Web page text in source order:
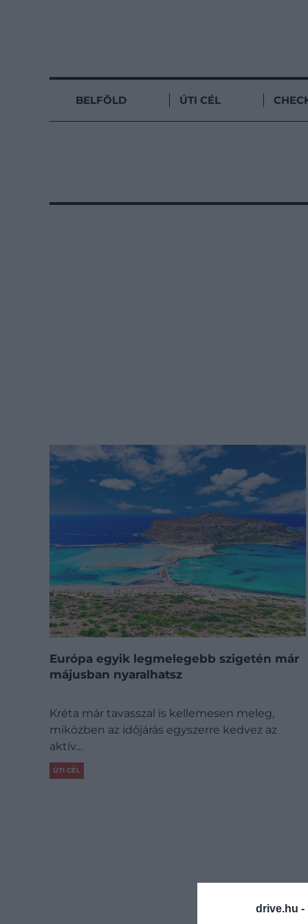
drive.hu -
BELFÖLD ÚTI CÉL
Európa egyik legmelegebb szigetén már
májusban nyaralhatsz
Kréta már tavasszal is kellemesen meleg,
miközben az időjárás egyszerre kedvez az
aktív…
ÚTI CÉL